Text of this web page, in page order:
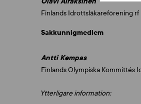
Finlands Idrottsläkareförening rf
Sakkunnigmedlem
Antti Kempas
Finlands Olympiska Kommittés
Ytterligare information: